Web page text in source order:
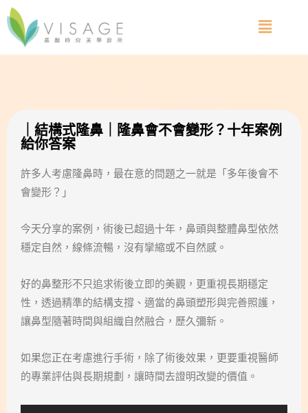
｜結構式隆鼻｜隆鼻會不會變形？十年案例
給你答案
許多人考慮隆鼻時，最在意的問題之一就是「多年後會不
會變形？」
今天分享的案例，術後已超過十年，鼻頭與整體鼻型依然
穩定自然，線條流暢，沒有攣縮或不自然感。
好的鼻整形不只追求術後立即的美觀，更重視長期穩定
性，透過精準的結構支撐、適當的鼻頭塑形與完善照護，
讓鼻型隨著時間與組織自然融合，歷久彌新。
如果您正在考慮進行手術，除了術後效果，更要重視醫師
的專業評估與長期規劃，讓時間去證明改變的價值。